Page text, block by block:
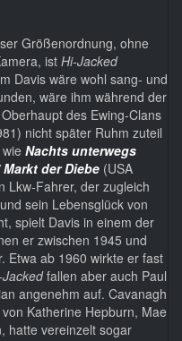
Größenordnung, ohne
ist Hi-Jacked
Davis wäre wohl sang- und
wäre ihm während der
des Ewing-Clans
nicht später Ruhm zuteil
Nachts unterwegs
der Diebe (USA
Lkw-Fahrer, der zugleich
sein Lebensglück von
spielt Davis in einem der
er zwischen 1945 und
Etwa ab 1960 wirkte er fast
fallen aber auch Paul
angenehm auf. Cavanagh
Katherine Hepburn, Mae
hatte vereinzelt sogar